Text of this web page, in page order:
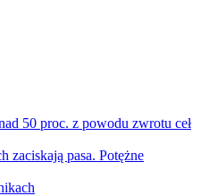
50 proc. z powodu zwrotu ceł
zaciskają pasa. Potężne